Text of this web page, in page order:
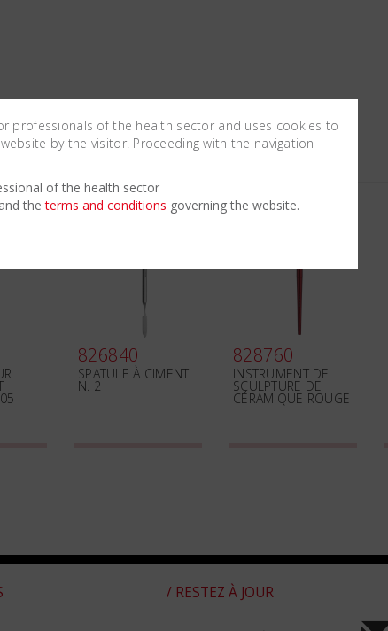
826840
SPATULE À CIMENT
N. 2
828760
INSTRUMENT DE
SCULPTURE DE
CÉRAMIQUE ROUGE
/ RESTEZ À JOUR
professionals of the health sector and uses cookies to
by the visitor. Proceeding with the navigation
of the health sector
and theterms and conditions governing the website.